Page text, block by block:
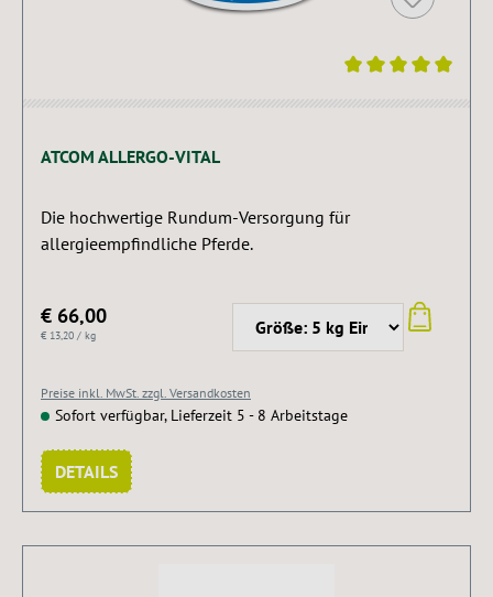
ATCOM ALLERGO-VITAL
Die hochwertige Rundum-Versorgung für
allergieempfindliche Pferde.
€ 66,00
€ 13,20 / kg
Preise inkl. MwSt. zzgl. Versandkosten
Sofort verfügbar, Lieferzeit 5 - 8 Arbeitstage
DETAILS